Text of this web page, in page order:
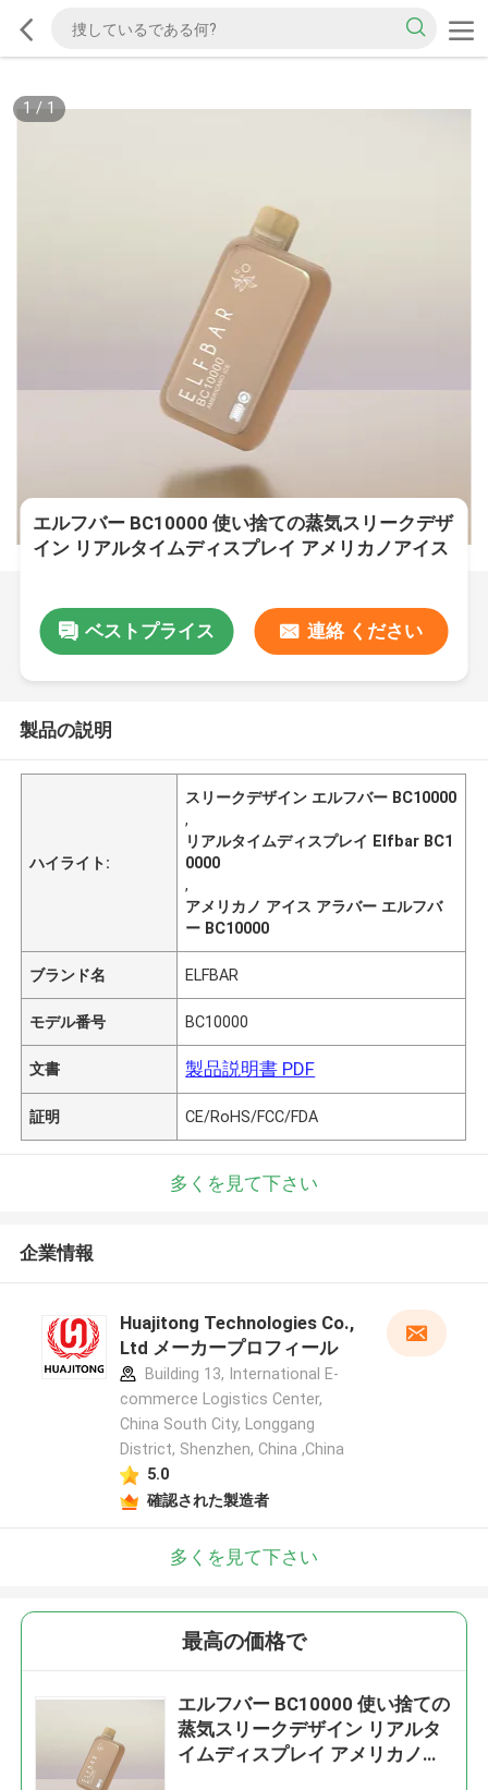
1 / 1
エルフバー BC10000 使い捨ての蒸気スリークデザ
イン リアルタイムディスプレイ アメリカノアイス
ベストプライス 連絡 ください
製品の説明
ハイライト:
スリークデザイン エルフバー BC10000
,
リアルタイムディスプレイ Elfbar BC1
0000
,
アメリカノ アイス アラバー エルフバ
ー BC10000
ブランド名 ELFBAR
モデル番号 BC10000
文書 製品説明書 PDF
証明 CE/RoHS/FCC/FDA
多くを見て下さい
企業情報
Huajitong Technologies Co.,
Ltd メーカープロフィール
Building 13, International E-
commerce Logistics Center,
China South City, Longgang
District, Shenzhen, China ,China
5.0
確認された製造者
多くを見て下さい
最高の価格で
エルフバー BC10000 使い捨ての
蒸気スリークデザイン リアルタ
イムディスプレイ アメリカノア